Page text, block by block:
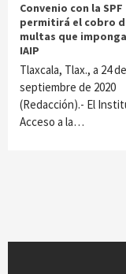
Convenio con la SPF
permitirá el cobro
multas que
IAIP
Tlaxcala, Tlax., a 24 de
septiembre de 2020
(Redacción).- El
Acceso a la…